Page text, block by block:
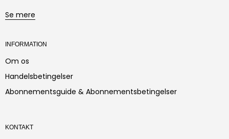
Se mere
INFORMATION
Om os
Handelsbetingelser
Abonnementsguide & Abonnementsbetingelser
KONTAKT